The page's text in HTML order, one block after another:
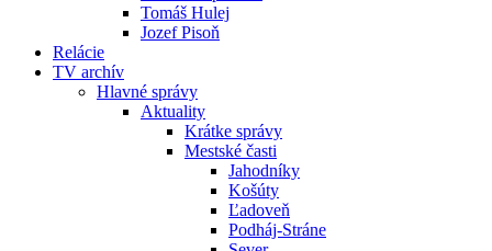
Tomáš Hulej
Jozef Pisoň
Relácie
TV archív
Hlavné správy
Aktuality
Krátke správy
Mestské časti
Jahodníky
Košúty
Ľadoveň
Podháj-Stráne